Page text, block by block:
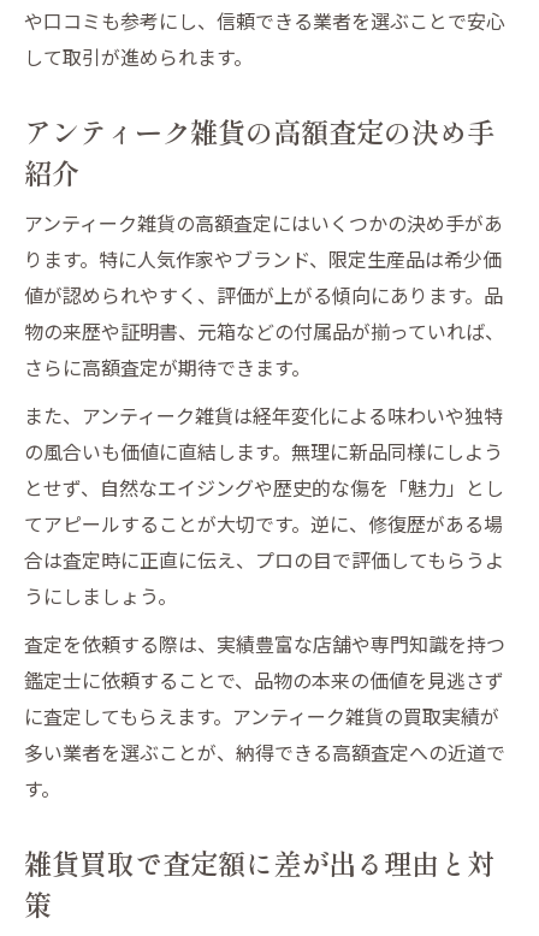
や口コミも参考にし、信頼できる業者を選ぶことで安心
して取引が進められます。
アンティーク雑貨の高額査定の決め手
紹介
アンティーク雑貨の高額査定にはいくつかの決め手があ
ります。特に人気作家やブランド、限定生産品は希少価
値が認められやすく、評価が上がる傾向にあります。品
物の来歴や証明書、元箱などの付属品が揃っていれば、
さらに高額査定が期待できます。
また、アンティーク雑貨は経年変化による味わいや独特
の風合いも価値に直結します。無理に新品同様にしよう
とせず、自然なエイジングや歴史的な傷を「魅力」とし
てアピールすることが大切です。逆に、修復歴がある場
合は査定時に正直に伝え、プロの目で評価してもらうよ
うにしましょう。
査定を依頼する際は、実績豊富な店舗や専門知識を持つ
鑑定士に依頼することで、品物の本来の価値を見逃さず
に査定してもらえます。アンティーク雑貨の買取実績が
多い業者を選ぶことが、納得できる高額査定への近道で
す。
雑貨買取で査定額に差が出る理由と対
策